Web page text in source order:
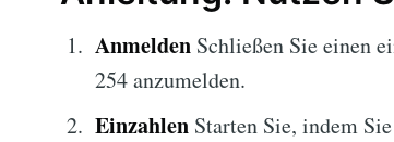
Anmelden Schließen Sie einen
254 anzumelden.
Einzahlen Starten Sie, indem